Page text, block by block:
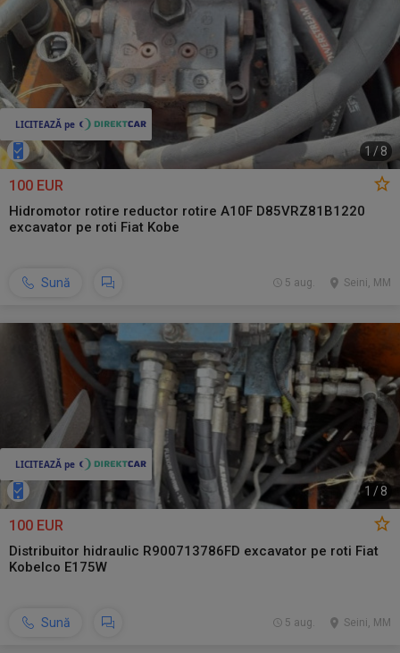
1 /8
100 EUR
Hidromotor rotire reductor rotire A10F D85VRZ81B1220
excavator pe roti Fiat Kobe
Sună Seini, MM
5 aug.
1 / 8
100 EUR
Distribuitor hidraulic R900713786FD excavator pe roti Fiat
Kobelco E175W
Sună Seini, MM
5 aug.